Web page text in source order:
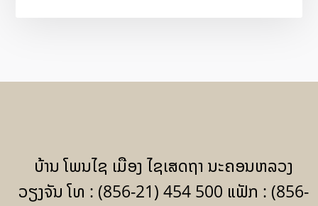
ບ້ານ ໂພນໄຊ ເມືອງ ໄຊເສດຖາ ນະຄອນຫລວງ
ວຽງຈັນ ໂທ : (856-21) 454 500 ແຟັກ : (856-